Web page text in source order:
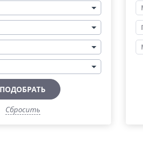
ПОДОБРАТЬ
Сбросить